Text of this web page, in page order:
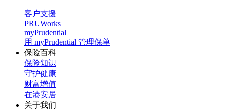
客户支援
PRUWorks
myPrudential
用 myPrudential 管理保单
保险百科
保险知识
守护健康
财富增值
在港安居
关于我们